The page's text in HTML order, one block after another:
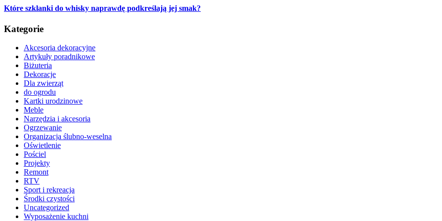
Które szklanki do whisky naprawdę podkreślają jej smak?
Kategorie
Akcesoria dekoracyjne
Artykuły poradnikowe
Biżuteria
Dekoracje
Dla zwierząt
do ogrodu
Kartki urodzinowe
Meble
Narzędzia i akcesoria
Ogrzewanie
Organizacja ślubno-weselna
Oświetlenie
Pościel
Projekty
Remont
RTV
Sport i rekreacja
Środki czystości
Uncategorized
Wyposażenie kuchni